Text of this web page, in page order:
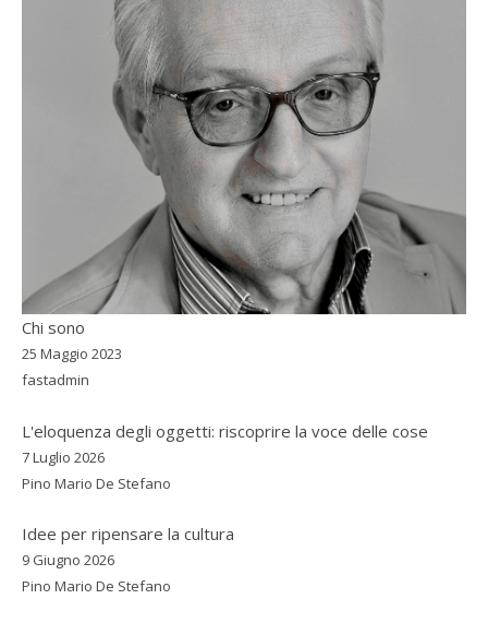
Chi sono
25 Maggio 2023
fastadmin
L'eloquenza degli oggetti: riscoprire la voce delle cose
7 Luglio 2026
Pino Mario De Stefano
Idee per ripensare la cultura
9 Giugno 2026
Pino Mario De Stefano